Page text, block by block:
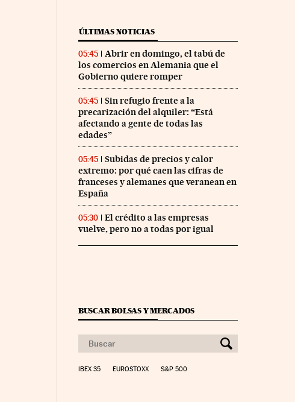
ÚLTIMAS NOTICIAS
05:45
Abrir en domingo, el tabú de
los comercios en Alemania que el
Gobierno quiere romper
05:45
Sin refugio frente a la
precarización del alquiler: “Está
afectando a gente de todas las
edades”
05:45
Subidas de precios y calor
extremo: por qué caen las cifras de
franceses y alemanes que veranean en
España
05:30
El crédito a las empresas
vuelve, pero no a todas por igual
BUSCAR BOLSAS Y MERCADOS
IBEX 35 EUROSTOXX S&P 500